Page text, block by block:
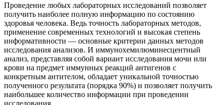
Проведение любых лабораторных исследований позволяет
получить наиболее полную информацию по состоянию
здоровья человека. Ведь точность лабораторных методов,
применение современных технологий и высокая степень
информативности — основные критерии данных методов
исследования анализов. И иммунохемилюминесцентный
анализ, представляя собой вариант исследования мочи или
крови на предмет иммунных реакций антигенов с
конкретным антителом, обладает уникальной точностью
полученного результата (порядка 90%) и позволяет получить
наибольшее количество информации при проведении
исследования.